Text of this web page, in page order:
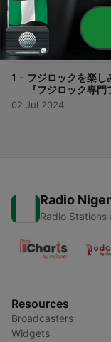
- 松尾レミ（GLIM
#PART1
05 Jul 2024
1 - フジロックを楽
『フジロック専
02 Jul 2024
Radio
Radio
Resources
Broadcasters
Widgets